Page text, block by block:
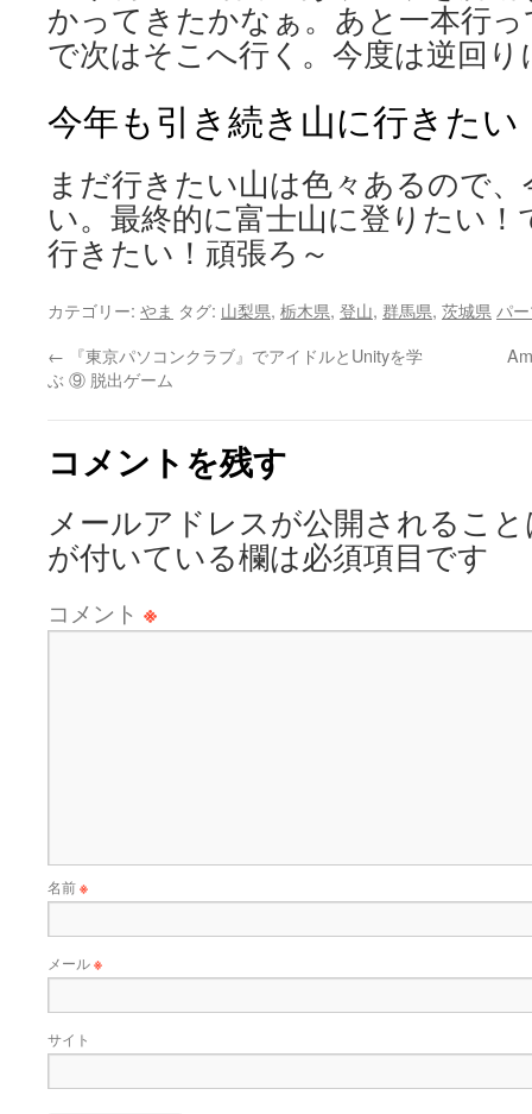
かってきたかなぁ。あと一本行
で次はそこへ行く。今度は逆回
今年も引き続き山に行きたい
まだ行きたい山は色々あるので
い。最終的に富士山に登りたい
行きたい！頑張ろ～
カテゴリー: やま タグ: 山梨県, 栃木県, 登山, 群馬県, 茨城県 パ
← 『東京パソコンクラブ』でアイドルとUnityを学
ぶ ⑨ 脱出ゲーム
コメントを残す
メールアドレスが公開されるこ
が付いている欄は必須項目です
コメント ※
名前※
メール※
サイト